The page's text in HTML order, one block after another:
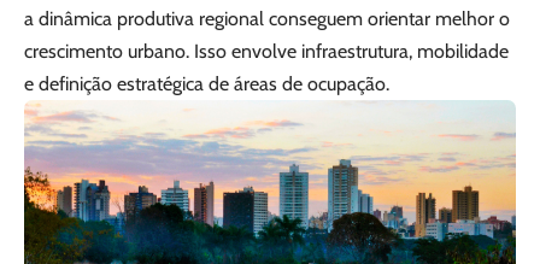
a dinâmica produtiva regional conseguem orientar melhor o
crescimento urbano. Isso envolve infraestrutura, mobilidade
e definição estratégica de áreas de ocupação.